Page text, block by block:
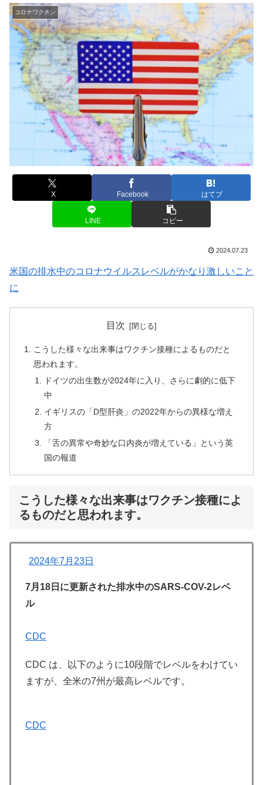
コロナワクチン
X Facebook はてブ
LINE コピー
2024.07.23
米国の排水中のコロナウイルスレベルがかなり激しいこと
に
目次
こうした様々な出来事はワクチン接種によるものだと
思われます。
ドイツの出生数が2024年に入り、さらに劇的に低下
中
イギリスの「D型肝炎」の2022年からの異様な増え
方
「舌の異常や奇妙な口内炎が増えている」という英
国の報道
こうした様々な出来事はワクチン接種によ
るものだと思われます。
2024年7月23日
7月18日に更新された排水中のSARS-COV-2レベ
ル
CDC
CDC は、以下のように10段階でレベルをわけてい
ますが、全米の7州が最高レベルです。
CDC